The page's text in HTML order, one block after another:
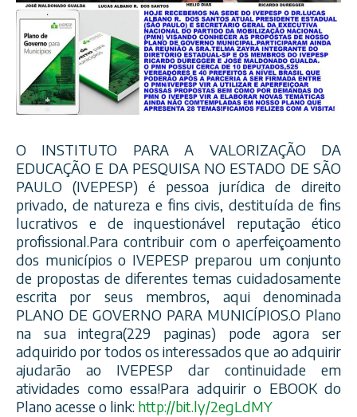
O INSTITUTO PARA A VALORIZAÇÃO DA
EDUCAÇÃO E DA PESQUISA NO ESTADO DE SÃO
PAULO (IVEPESP) é pessoa jurídica de direito
privado, de natureza e fins civis, destituída de fins
lucrativos e de inquestionável reputação ético
profissional.Para contribuir com o aperfeiçoamento
dos municípios o IVEPESP preparou um conjunto
de propostas de diferentes temas cuidadosamente
escrita por seus membros, aqui denominada
PLANO DE GOVERNO PARA MUNICÍPIOS.O Plano
na sua integra(229 paginas) pode agora ser
adquirido por todos os interessados que ao adquirir
ajudarão ao IVEPESP dar continuidade em
atividades como essa!Para adquirir o EBOOK do
Plano acesse o link: http://bit.ly/2egLdMY